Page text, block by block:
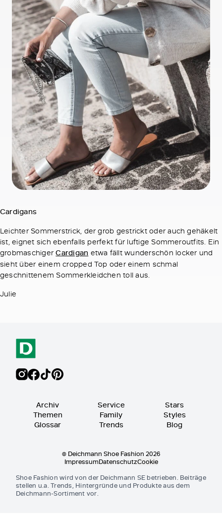
Cardigans
Leichter Sommerstrick, der grob gestrickt oder auch gehäkelt
ist, eignet sich ebenfalls perfekt für luftige Sommeroutfits. Ein
grobmaschigerCardigan etwa fällt wunderschön locker und
sieht über einem cropped Top oder einem schmal
geschnittenem Sommerkleidchen toll aus.
Julie
Archiv
Themen
Glossar
Service
Family
Trends
Stars
Styles
Blog
© Deichmann Shoe Fashion 2026
ImpressumDatenschutzCookie
Shoe Fashion wird von der Deichmann SE betrieben. Beiträge
stellen u.a. Trends, Hintergründe und Produkte aus dem
Deichmann-Sortiment vor.